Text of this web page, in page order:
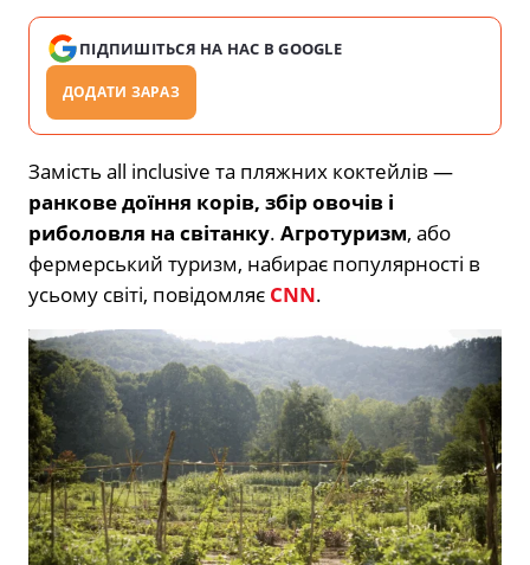
ПІДПИШІТЬСЯ НА НАС В GOOGLE
ДОДАТИ ЗАРАЗ
Замість all inclusive та пляжних коктейлів —
ранкове доїння корів, збір овочів і
риболовля на світанку. Агротуризм, або
фермерський туризм, набирає популярності в
усьому світі, повідомляє CNN.